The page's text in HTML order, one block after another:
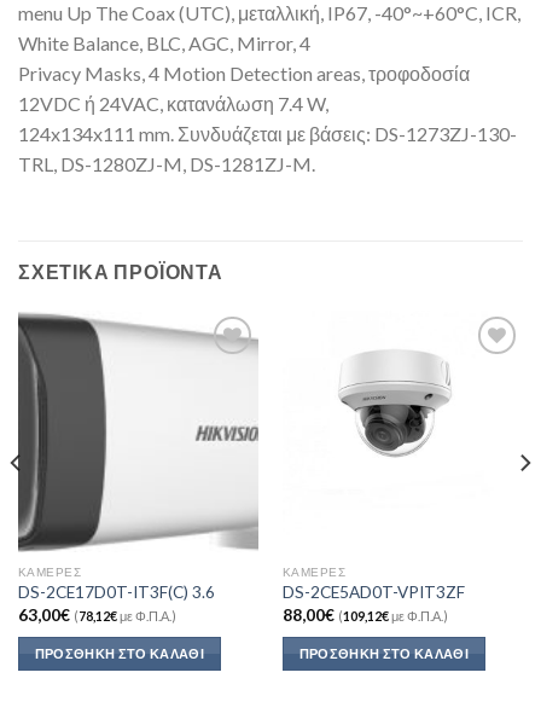
menu Up The Coax (UTC), μεταλλική, IP67, -40°~+60°C, ICR,
White Balance, BLC, AGC, Mirror, 4
Privacy Masks, 4 Motion Detection areas, τροφοδοσία
12VDC ή 24VAC, κατανάλωση 7.4 W,
124x134x111 mm. Συνδυάζεται με βάσεις: DS-1273ZJ-130-
TRL, DS-1280ZJ-M, DS-1281ZJ-M.
ΣΧΕΤΙΚΆ ΠΡΟΪΌΝΤΑ
Wishlist
ΚΆΜΕΡΕΣ
DS-2CE17D0T-IT3F(C) 3.6
63,00€ (78,12€με Φ.Π.Α.)
ΠΡΟΣΘΉΚΗ ΣΤΟ ΚΑΛΆΘΙ
ΚΆΜΕΡΕΣ
DS-2CE5AD0T-VPIT3ZF
88,00€ (109,12€με Φ.Π.Α.)
ΠΡΟΣΘΉΚΗ ΣΤΟ ΚΑΛΆΘΙ